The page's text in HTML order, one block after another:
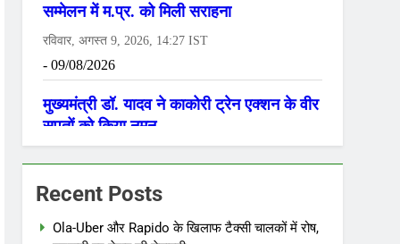
Recent Posts
Ola-Uber और Rapido के खिलाफ टैक्सी चालकों में रोष,